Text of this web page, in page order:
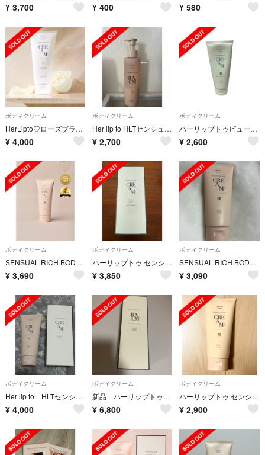
¥ 3,700 ¥ 400 ¥ 580
ボディクリーム
HerLipto♡ローズブランシュ
¥ 4,000
ボディクリーム
Her lip to HLTセンシュアルリッチボディバーム
¥ 2,700
ボディクリーム
ハーリップトゥビューティ センシュアルリッチボディクリーム ローズブランシュ
¥ 2,600
ボディクリーム
SENSUAL RICH BODY CREAM Her lip to
¥ 3,690
ボディクリーム
ハーリップトゥ センシュアルリッチボディクリーム NUDE PEARL
¥ 3,850
ボディクリーム
SENSUAL RICH BODY CREAM ボディークリーム
¥ 3,090
ボディクリーム
Her lip to HLTセンシュアルリッチボディクリーム
¥ 4,000
ボディクリーム
新品 ハーリップトゥ ボディバーム
¥ 6,800
ボディクリーム
ハーリップトゥ センシュアルリッチボディクリーム
¥ 2,900